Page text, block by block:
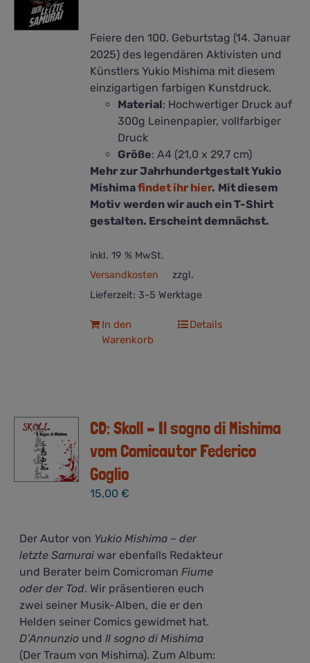
Feiere den 100. Geburtstag (14. Januar
2025) des legendären Aktivisten und
Künstlers Yukio Mishima mit diesem
einzigartigen farbigen Kunstdruck.
Material: Hochwertiger Druck auf
300g Leinenpapier, vollfarbiger
Druck
Größe: A4 (21,0 x 29,7 cm)
Mehr zur Jahrhundertgestalt Yukio
Mishimafindet ihr hier. Mit diesem
Motiv werden wir auch ein T-Shirt
gestalten. Erscheint demnächst.
inkl. 19 % MwSt.
zzgl.
Versandkosten
Lieferzeit: 3-5 Werktage
In den
Warenkorb
Details
CD: Skoll – Il sogno di Mishima
vom Comicautor Federico
Goglio
15,00€
Der Autor von Yukio Mishima – der
letzte Samurai war ebenfalls Redakteur
und Berater beim ComicromanFiume
oder der Tod. Wir präsentieren euch
zwei seiner Musik-Alben, die er den
Helden seiner Comics gewidmet hat.
D’Annunzio undIl sogno di Mishima
(Der Traum von Mishima). Zum Album: